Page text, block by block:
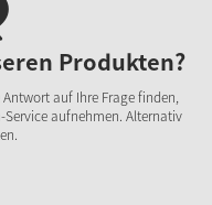
Produkten?
auf Ihre Frage finden,
aufnehmen. Alternativ